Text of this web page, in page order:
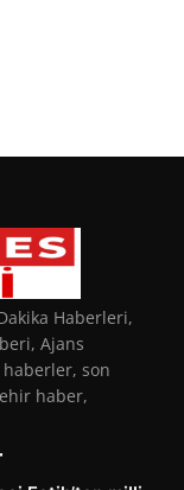
Haberleri,
Ajans
haberler, son
haber,